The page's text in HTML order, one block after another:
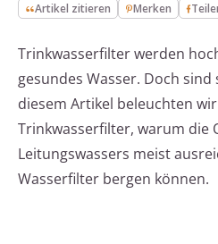
Artikel zitieren Merken
Trinkwasserfilter werden
gesundes Wasser. Doch
diesem Artikel beleuchten
Trinkwasserfilter, warum die
Leitungswassers meist
Wasserfilter bergen können.